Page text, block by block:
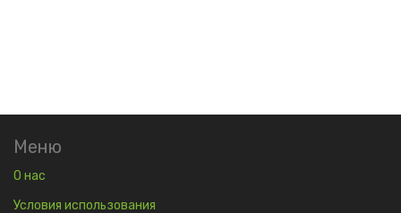
Меню
О нас
Условия использования